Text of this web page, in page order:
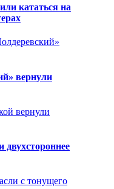
кататься на
вернули
двухстороннее